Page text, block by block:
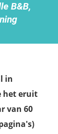
B&B,
in
het eruit
van 60